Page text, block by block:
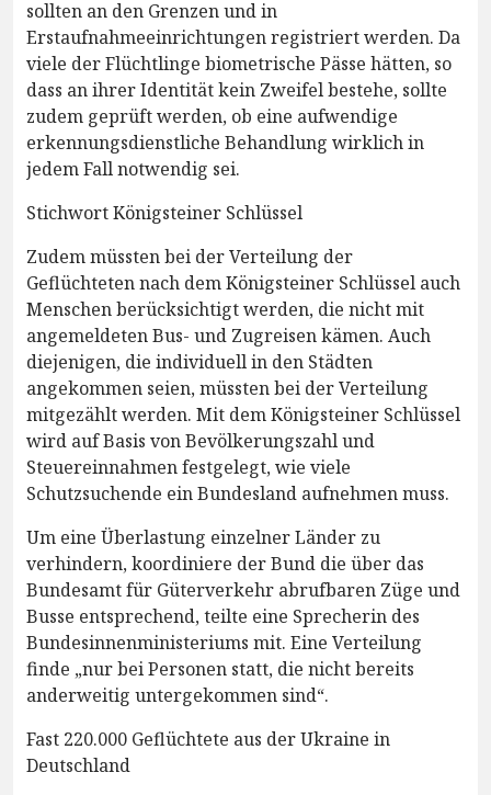
sollten an den Grenzen und in
Erstaufnahmeeinrichtungen registriert werden. Da
viele der Flüchtlinge biometrische Pässe hätten, so
dass an ihrer Identität kein Zweifel bestehe, sollte
zudem geprüft werden, ob eine aufwendige
erkennungsdienstliche Behandlung wirklich in
jedem Fall notwendig sei.
Stichwort Königsteiner Schlüssel
Zudem müssten bei der Verteilung der
Geflüchteten nach dem Königsteiner Schlüssel auch
Menschen berücksichtigt werden, die nicht mit
angemeldeten Bus- und Zugreisen kämen. Auch
diejenigen, die individuell in den Städten
angekommen seien, müssten bei der Verteilung
mitgezählt werden. Mit dem Königsteiner Schlüssel
wird auf Basis von Bevölkerungszahl und
Steuereinnahmen festgelegt, wie viele
Schutzsuchende ein Bundesland aufnehmen muss.
Um eine Überlastung einzelner Länder zu
verhindern, koordiniere der Bund die über das
Bundesamt für Güterverkehr abrufbaren Züge und
Busse entsprechend, teilte eine Sprecherin des
Bundesinnenministeriums mit. Eine Verteilung
finde „nur bei Personen statt, die nicht bereits
anderweitig untergekommen sind“.
Fast 220.000 Geflüchtete aus der Ukraine in
Deutschland